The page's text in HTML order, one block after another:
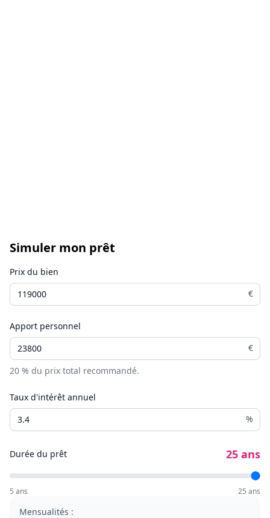
Simuler mon prêt
Prix du bien
€
Apport personnel
€
20 % du prix total recommandé.
Taux d'intérêt annuel
%
Durée du prêt 25 ans
5 ans 25 ans
Mensualités :